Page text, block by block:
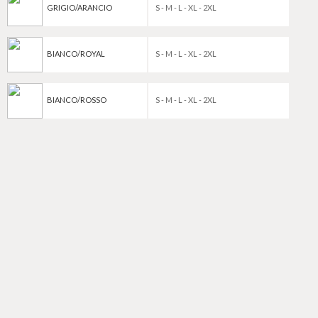
GRIGIO/ARANCIO S - M - L - XL - 2XL
BIANCO/ROYAL S - M - L - XL - 2XL
BIANCO/ROSSO S - M - L - XL - 2XL